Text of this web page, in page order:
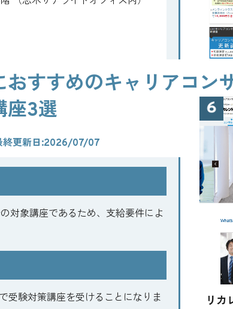
おすすめのキャリアコン
座3選
終更新日:2026/07/07
め10数年以上の運営実績がありま
た。「国家資格キャリアコンサル
地域活性化に貢献したいという思
おすすめの理由をご紹介します。
対象講座であるため、支給要件によ
受験対策講座を受けることになりま
LEC
リカ